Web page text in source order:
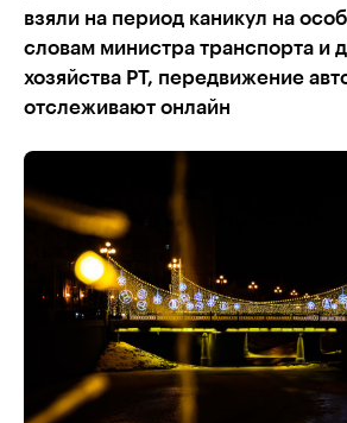
взяли на период каникул на
словам министра транспорта и
хозяйства РТ, передвижение
отслеживают онлайн